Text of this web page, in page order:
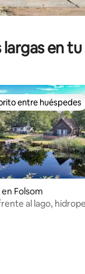
en
mejores en Favorito
entre huéspedes
Folsom
al lago,